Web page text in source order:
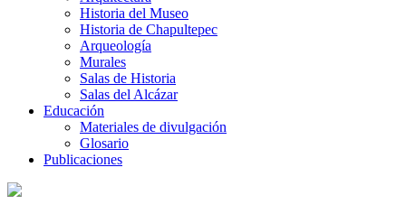
Historia del Museo
Historia de Chapultepec
Arqueología
Murales
Salas de Historia
Salas del Alcázar
Educación
Materiales de divulgación
Glosario
Publicaciones